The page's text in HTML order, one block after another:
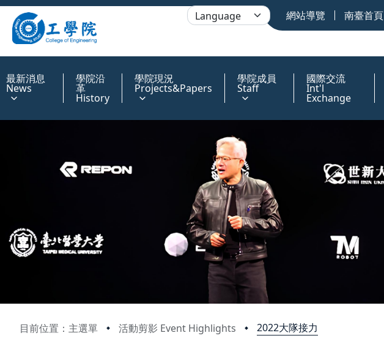
網站導覽 南臺首頁
最新消息
News
學院沿
革
History
學院現況
Projects&Papers
學院成員
Staff
國際交流
Int'l
Exchange
目前位置：主選單 活動剪影 Event Highlights 2022大隊接力